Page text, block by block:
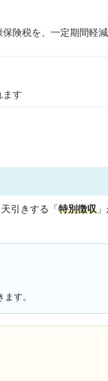
険税を、一定期間軽
ます
引きする「 特別徴収
す。